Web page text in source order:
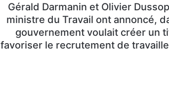
Gérald Darmanin et Olivier
ministre du Travail ont annoncé,
gouvernement voulait créer un
favoriser le recrutement de